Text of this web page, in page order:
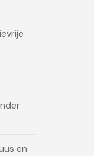
en